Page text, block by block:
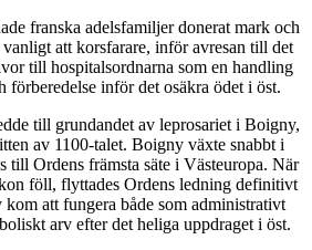
franska adelsfamiljer donerat mark och
att korsfarare, inför avresan till det
till hospitalsordnarna som en handling
förberedelse inför det osäkra ödet i öst.
till grundandet av leprosariet i Boigny,
av 1100-talet. Boigny växte snabbt i
till Ordens främsta säte i Västeuropa. När
föll, flyttades Ordens ledning definitivt
att fungera både som administrativt
arv efter det heliga uppdraget i öst.